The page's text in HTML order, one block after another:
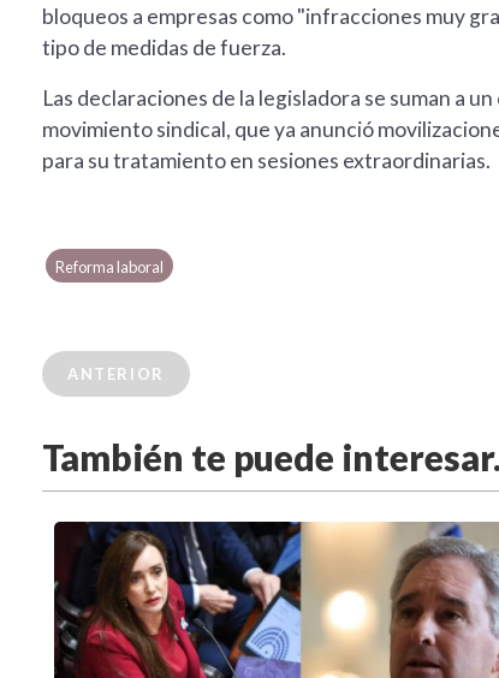
bloqueos a empresas como "infracciones muy
tipo de medidas de fuerza.
Las declaraciones de la legisladora se suman a
movimiento sindical, que ya anunció
para su tratamiento en sesiones extraordinarias.
Reforma laboral
ANTERIOR
También te puede